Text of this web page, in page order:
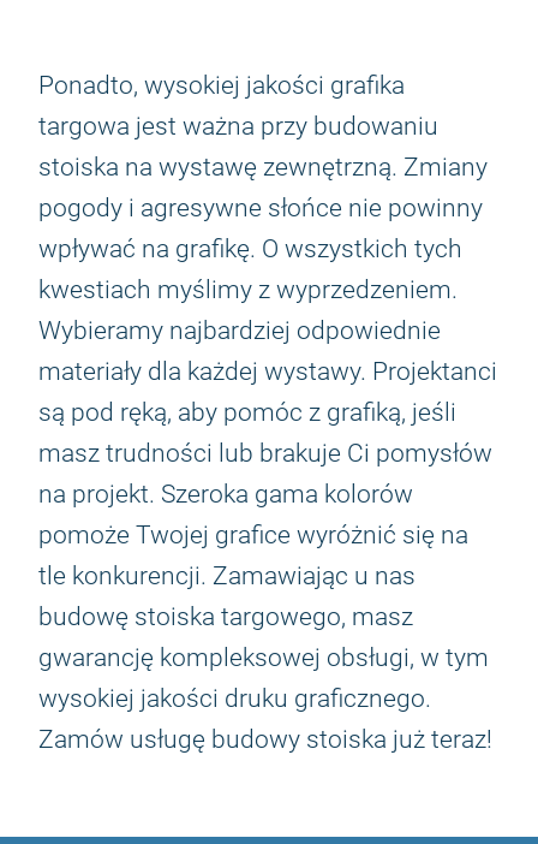
Ponadto, wysokiej jakości grafika
targowa jest ważna przy budowaniu
stoiska na wystawę zewnętrzną. Zmiany
pogody i agresywne słońce nie powinny
wpływać na grafikę. O wszystkich tych
kwestiach myślimy z wyprzedzeniem.
Wybieramy najbardziej odpowiednie
materiały dla każdej wystawy. Projektanci
są pod ręką, aby pomóc z grafiką, jeśli
masz trudności lub brakuje Ci pomysłów
na projekt. Szeroka gama kolorów
pomoże Twojej grafice wyróżnić się na
tle konkurencji. Zamawiając u nas
budowę stoiska targowego, masz
gwarancję kompleksowej obsługi, w tym
wysokiej jakości druku graficznego.
Zamów usługę budowy stoiska już teraz!